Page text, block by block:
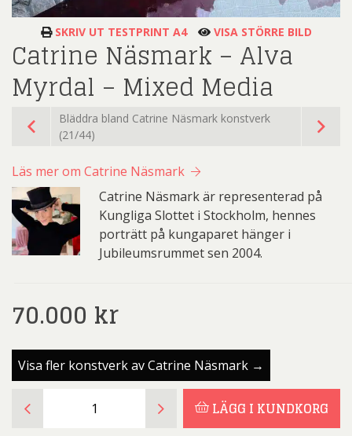
SKRIV UT TESTPRINT A4 VISA STÖRRE BILD
Catrine Näsmark – Alva
Myrdal – Mixed Media
Bläddra bland Catrine Näsmark konstverk
(21/44)
Läs mer om Catrine Näsmark
Catrine Näsmark är representerad på
Kungliga Slottet i Stockholm, hennes
porträtt på kungaparet hänger i
Jubileumsrummet sen 2004.
70.000 kr
Visa fler konstverk av Catrine Näsmark →
Näsmark
LÄGG I KUNDKORG